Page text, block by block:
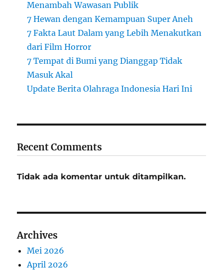
Menambah Wawasan Publik
7 Hewan dengan Kemampuan Super Aneh
7 Fakta Laut Dalam yang Lebih Menakutkan
dari Film Horror
7 Tempat di Bumi yang Dianggap Tidak
Masuk Akal
Update Berita Olahraga Indonesia Hari Ini
Recent Comments
Tidak ada komentar untuk ditampilkan.
Archives
Mei 2026
April 2026